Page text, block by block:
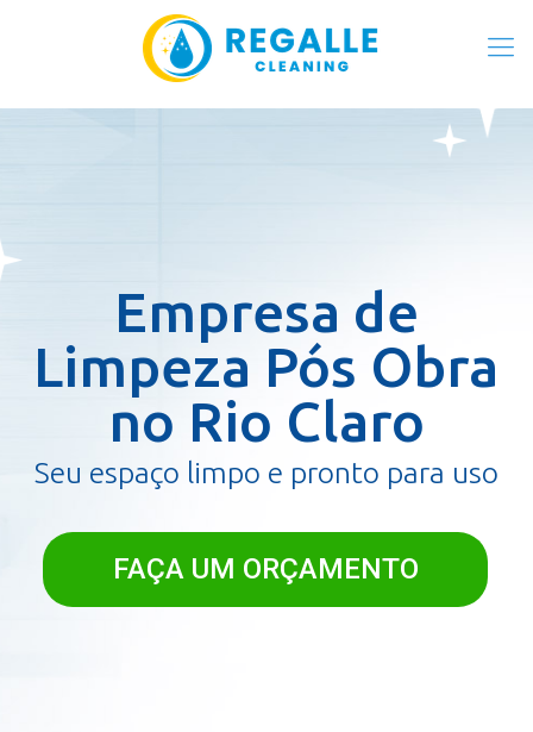
FAÇA UM ORÇAMENTO
Empresa de
Limpeza Pós Obra
no Rio Claro
Seu espaço limpo e pronto para uso